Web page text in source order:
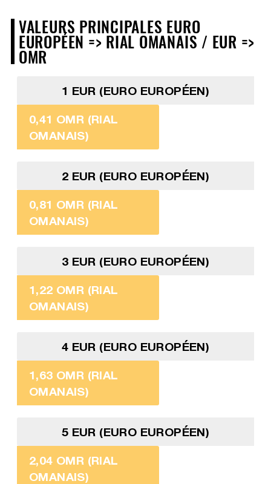
VALEURS PRINCIPALES EURO
EUROPÉEN => RIAL OMANAIS / EUR =>
OMR
1 EUR (EURO EUROPÉEN)
0,41 OMR (RIAL
OMANAIS)
2 EUR (EURO EUROPÉEN)
0,81 OMR (RIAL
OMANAIS)
3 EUR (EURO EUROPÉEN)
1,22 OMR (RIAL
OMANAIS)
4 EUR (EURO EUROPÉEN)
1,63 OMR (RIAL
OMANAIS)
5 EUR (EURO EUROPÉEN)
2,04 OMR (RIAL
OMANAIS)